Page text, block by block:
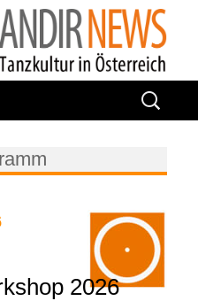
Suchen
nach:
2026